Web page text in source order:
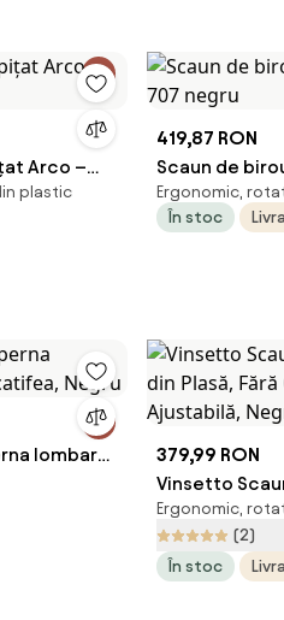
Arco –
plastic
419,87 RON
Scaun de
707 negru
Ergonomic,
În stoc
lombară,
379,99 RON
Vinsetto
Plasă, Fără
Negru | Aosom
Ergonomic,
(2)
În stoc